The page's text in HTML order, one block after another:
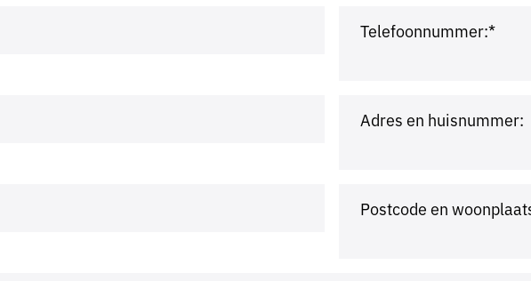
Telefoonnummer:*
Adres en huisnummer:
Postcode en